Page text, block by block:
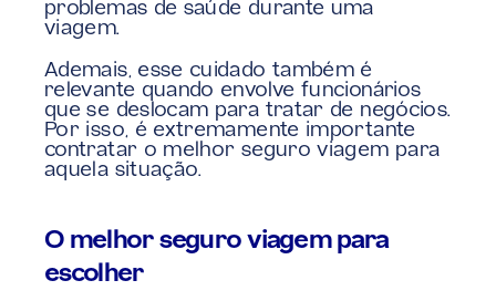
problemas de saúde durante uma
viagem.
Ademais, esse cuidado também é
relevante quando envolve funcionários
que se deslocam para tratar de negócios.
Por isso, é extremamente importante
contratar o melhor seguro viagem para
aquela situação.
O melhor seguro viagem para
escolher